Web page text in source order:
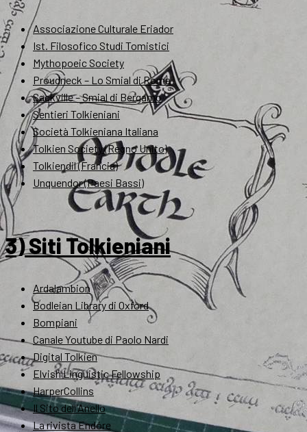
Associazione Culturale Eriador
Ist. Filosofico Studi Tomistici
Mythopoeic Society
Proudneck – Lo Smial di Roma
Sackville – Smial di Bergamo
Sentieri Tolkieniani
Società Tolkieniana Italiana
Tolkien Society (Regno Unito)
Tolkiendil (Francia)
Unquendor (Paesi Bassi)
3) Siti Tolkieniani
Ardalambion
Bodleian Library di Oxford
Bompiani
Canale Youtube di Paolo Nardi
Digital Tolkien
Elvish Linguistic Fellowship
HarperCollins
Il Sito dell'Anello
La rivista Endóre